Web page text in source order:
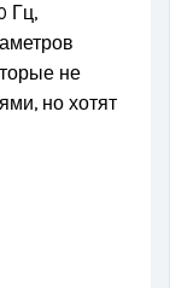
Гц,
не
но хотят